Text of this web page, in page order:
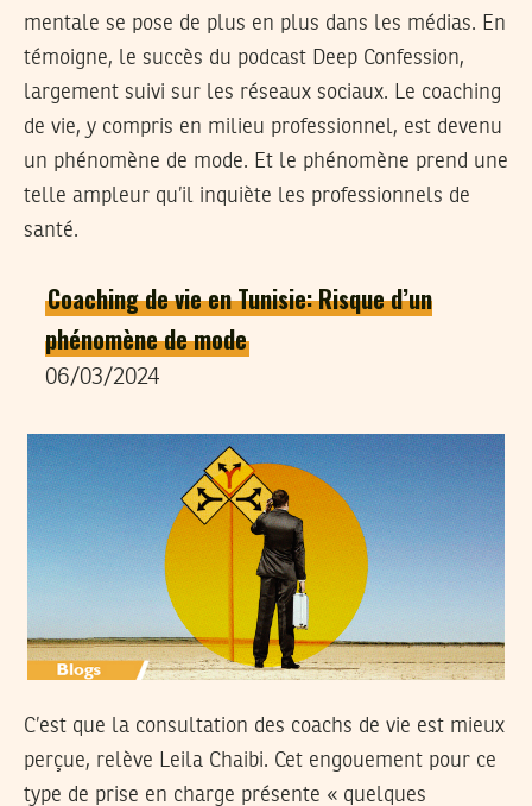
mentale se pose de plus en plus dans les médias. En
témoigne, le succès du podcast Deep Confession,
largement suivi sur les réseaux sociaux. Le coaching
de vie, y compris en milieu professionnel, est devenu
un phénomène de mode. Et le phénomène prend une
telle ampleur qu’il inquiète les professionnels de
santé.
Coaching de vie en Tunisie: Risque d’un
phénomène de mode
06/03/2024
C’est que la consultation des coachs de vie est mieux
perçue, relève Leila Chaibi. Cet engouement pour ce
type de prise en charge présente « quelques